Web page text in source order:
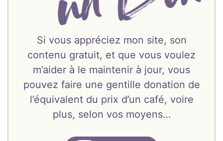
Si vous appréciez mon site, son
contenu gratuit, et que vous voulez
m’aider à le maintenir à jour, vous
pouvez faire une gentille donation de
l’équivalent du prix d’un café, voire
plus, selon vos moyens…